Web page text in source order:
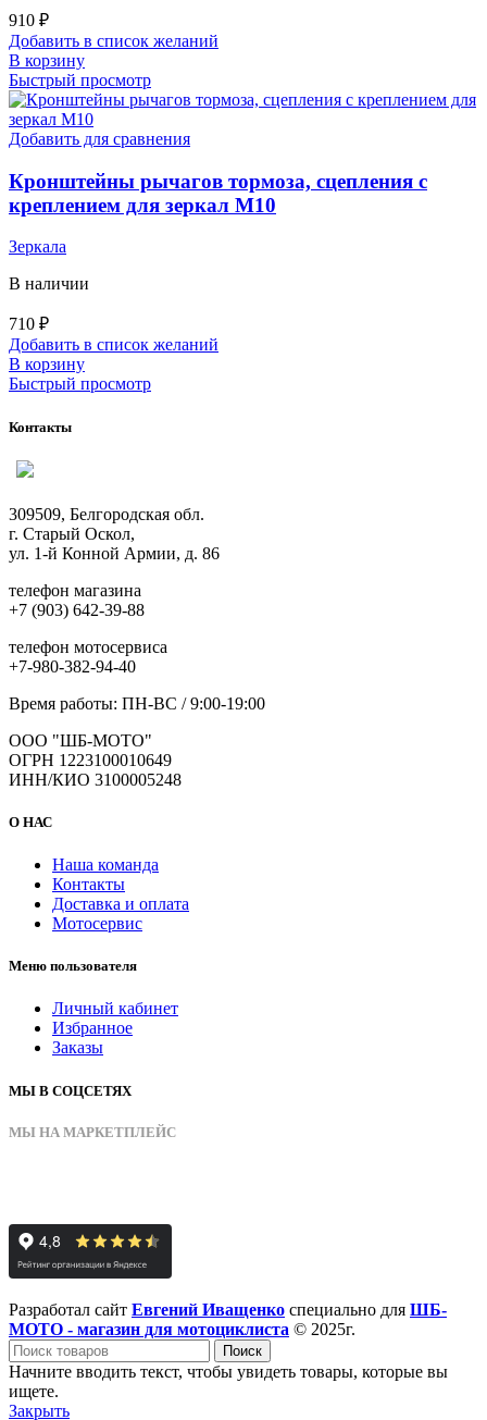
910 ₽
Добавить в список желаний
В корзину
Быстрый просмотр
Добавить для сравнения
Кронштейны рычагов тормоза, сцепления с
креплением для зеркал М10
Зеркала
В наличии
710 ₽
Добавить в список желаний
В корзину
Быстрый просмотр
Контакты
309509, Белгородская обл.
г. Старый Оскол,
ул. 1-й Конной Армии, д. 86
телефон магазина
+7 (903) 642-39-88
телефон мотосервиса
+7-980-382-94-40
Время работы: ПН-ВС / 9:00-19:00
ООО "ШБ-МОТО"
ОГРН 1223100010649
ИНН/КИО 3100005248
О НАС
Наша команда
Контакты
Доставка и оплата
Мотосервис
Меню пользователя
Личный кабинет
Избранное
Заказы
МЫ В СОЦСЕТЯХ
МЫ НА МАРКЕТПЛЕЙС
Разработал сайт Евгений Иващенко специально для ШБ-
МОТО - магазин для мотоциклиста © 2025г.
Поиск
Начните вводить текст, чтобы увидеть товары, которые вы
ищете.
Закрыть